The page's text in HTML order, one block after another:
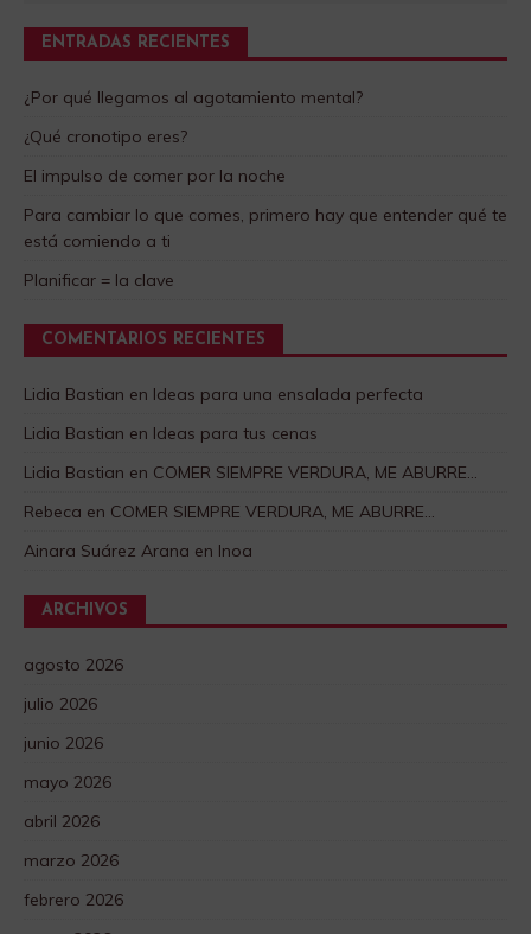
ENTRADAS RECIENTES
¿Por qué llegamos al agotamiento mental?
¿Qué cronotipo eres?
El impulso de comer por la noche
Para cambiar lo que comes, primero hay que entender qué te
está comiendo a ti
Planificar = la clave
COMENTARIOS RECIENTES
Lidia Bastian en Ideas para una ensalada perfecta
Lidia Bastian en Ideas para tus cenas
Lidia Bastian en COMER SIEMPRE VERDURA, ME ABURRE…
Rebeca en COMER SIEMPRE VERDURA, ME ABURRE…
Ainara Suárez Arana en Inoa
ARCHIVOS
agosto 2026
julio 2026
junio 2026
mayo 2026
abril 2026
marzo 2026
febrero 2026